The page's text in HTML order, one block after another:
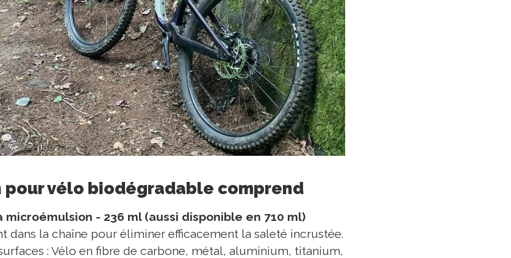
vélo biodégradable comprend
microémulsion - 236 ml (aussi disponible en 710 ml)
dans la chaîne pour éliminer efficacement la saleté incrustée.
: Vélo en fibre de carbone, métal, aluminium, titanium,